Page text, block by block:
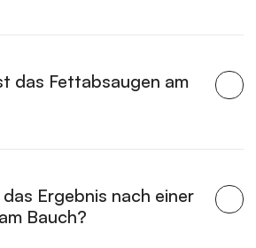
das Fettabsaugen am
Ergebnis nach einer
Bauch?